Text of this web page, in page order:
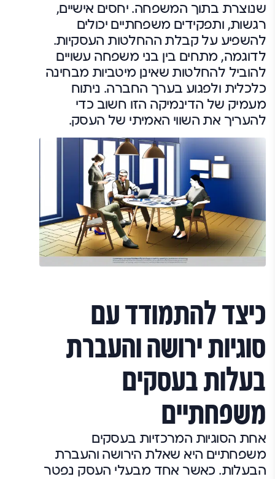
שנוצרת בתוך המשפחה. יחסים אישיים,
רגשות, ותפקידים משפחתיים יכולים
להשפיע על קבלת ההחלטות העסקיות.
לדוגמה, מתחים בין בני משפחה עשויים
להוביל להחלטות שאינן מיטביות מבחינה
כלכלית ולפגוע בערך החברה. ניתוח
מעמיק של הדינמיקה הזו חשוב כדי
להעריך את השווי האמיתי של העסק.
כיצד להתמודד עם
סוגיות ירושה והעברת
בעלות בעסקים
משפחתיים
אחת הסוגיות המרכזיות בעסקים
משפחתיים היא שאלת הירושה והעברת
הבעלות. כאשר אחד מבעלי העסק נפטר